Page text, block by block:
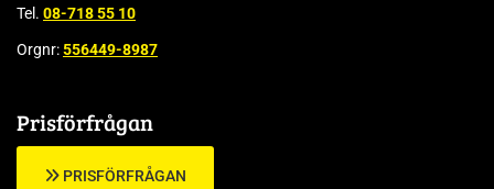
Tel. 08-718 55 10
Orgnr:556449-8987
Prisförfrågan
PRISFÖRFRÅGAN